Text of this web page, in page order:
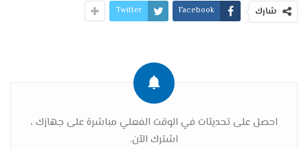
شارك Facebook
Twitter
احصل على تحديثات في الوقت الفعلي مباشرة على جهازك ،
اشترك الآن.